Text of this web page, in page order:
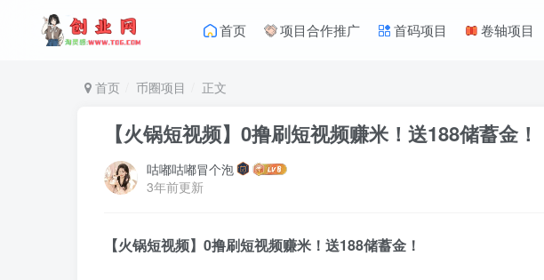
首页 项目合作推广 首码项目 卷轴项目
首页 币圈项目 正文
【火锅短视频】0撸刷短视频赚米！送188储蓄金！
咕嘟咕嘟冒个泡
3年前更新
【火锅短视频】0撸刷短视频赚米！送188储蓄金！